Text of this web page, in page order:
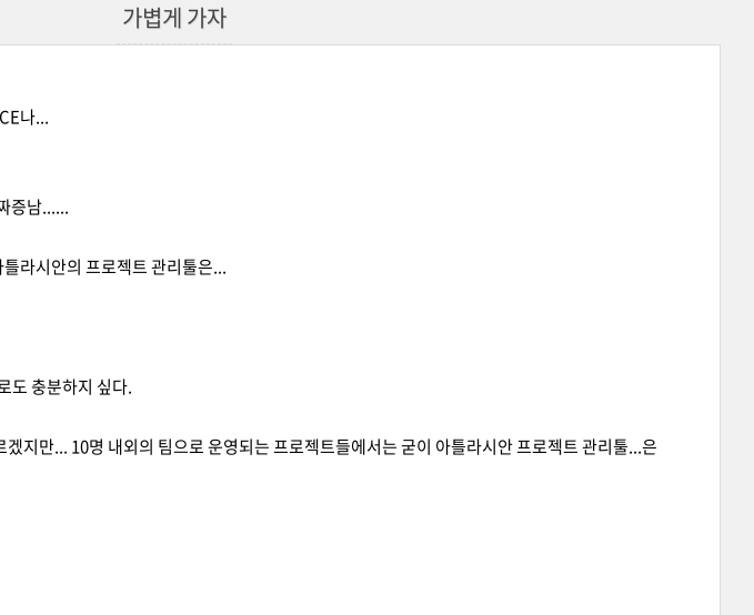
가볍게 가자
나...
증남......
라시안의 프로젝트 관리툴은...
도 충분하지 싶다.
지만... 10명 내외의 팀으로 운영되는 프로젝트들에서는 굳이 아틀라시안 프로젝트 관리툴...은